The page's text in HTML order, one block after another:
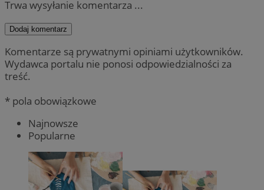
Trwa wysyłanie komentarza ...
Dodaj komentarz
Komentarze są prywatnymi opiniami użytkowników.
Wydawca portalu nie ponosi odpowiedzialności za
treść.
* pola obowiązkowe
Najnowsze
Popularne